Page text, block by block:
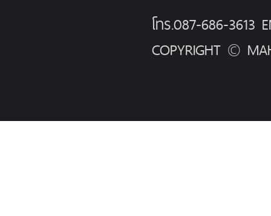
โทร.087-686-3613
COPYRIGHT ©